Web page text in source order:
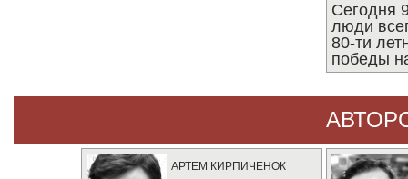
Сегодня
люди
80-ти
победы
АРТЕМ КИРПИЧЕНОК